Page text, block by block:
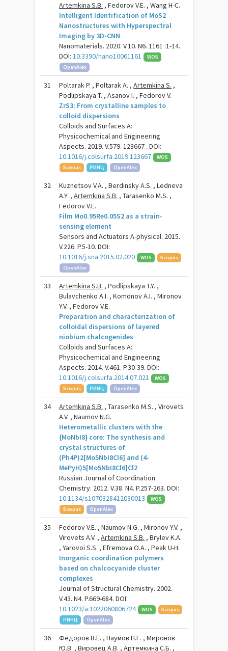
Artemkina S.B. , Fedorov V.E. , Wang H-C.
Intelligent Identification of MoS2
Nanostructures with Hyperspectral
Imaging by 3D-CNN
Nanomaterials. 2020. V.10. N6. 1161 :1-14.
DOI:10.3390/nano10061161
WOS
OpenAlex
31 Poltarak P. , Poltarak A. ,Artemkina S. ,
Podlipskaya T. , Asanov I. , Fedorov V.
ZrS3: From crystalline samples to
colloid dispersions
Colloids and Surfaces A:
Physicochemical and Engineering
Aspects. 2019. V.579. 123667 . DOI:
10.1016/j.colsurfa.2019.123667
WOS
Scopus
РИНЦ OpenAlex
32
Kuznetsov V.A. , Berdinsky A.S. , Ledneva
A.Y. ,Artemkina S.B. , Tarasenko M.S. ,
Fedorov V.E.
Film Mo0.95Re0.05S2 as a strain-
sensing element
Sensors and Actuators A-physical. 2015.
V.226. P.5-10. DOI:
10.1016/j.sna.2015.02.020
WOS
Scopus
OpenAlex
33 Artemkina S.B. , Podlipskaya T.Y. ,
Bulavchenko A.I. , Komonov A.I. , Mironov
Y.V. , Fedorov V.E.
Preparation and characterization of
colloidal dispersions of layered
niobium chalcogenides
Colloids and Surfaces A:
Physicochemical and Engineering
Aspects. 2014. V.461. P.30-39. DOI:
10.1016/j.colsurfa.2014.07.021
WOS
Scopus
РИНЦ OpenAlex
34 Artemkina S.B. , Tarasenko M.S. , Virovets
A.V. , Naumov N.G.
Heterometallic clusters with the
{MoNbI8} core: The synthesis and
crystal structures of
(Ph4P)2[Mo5NbI8Cl6] and (4-
MePyH)5[Mo5NbI8Cl6]Cl2
Russian Journal of Coordination
Chemistry. 2012. V.38. N4. P.257-263. DOI:
10.1134/s1070328412030013
WOS
Scopus
OpenAlex
35
Fedorov V.E. , Naumov N.G. , Mironov Y.V. ,
Virovets A.V. ,Artemkina S.B. , Brylev K.A.
, Yarovoi S.S. , Efremova O.A. , Peak U-H.
Inorganic coordination polymers
based on chalcocyanide cluster
complexes
Journal of Structural Chemistry. 2002.
V.43. N4. P.669-684. DOI:
10.1023/a:1022060806724
WOS
Scopus
РИНЦ
OpenAlex
36
Федоров В.Е. , Наумов Н.Г. , Миронов
Ю.В. , Вировец А.В. ,Артемкина С.Б. ,